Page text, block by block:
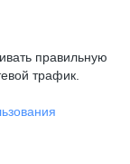
правильную
трафик.